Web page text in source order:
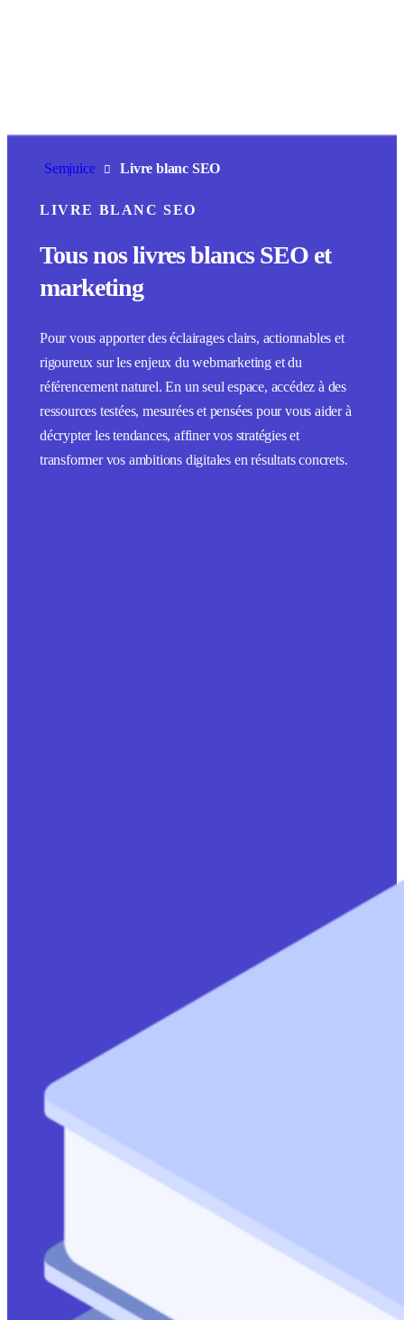
Semjuice Livre blanc SEO
LIVRE BLANC SEO
Tous nos livres blancs SEO et
marketing
Pour vous apporter des éclairages clairs, actionnables et
rigoureux sur les enjeux du webmarketing et du
référencement naturel. En un seul espace, accédez à des
ressources testées, mesurées et pensées pour vous aider à
décrypter les tendances, affiner vos stratégies et
transformer vos ambitions digitales en résultats concrets.